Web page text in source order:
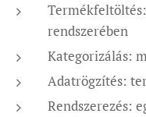
rendszerében
Kategorizálás:
Adatrögzítés:
Rendszerezés: